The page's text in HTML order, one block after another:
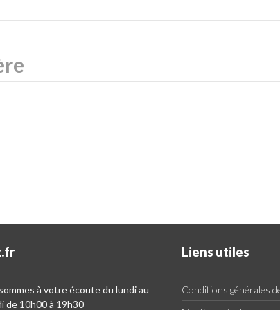
à votre écoute du lundi au
de 10h00 à 19h30
Liens utiles
Conditions générales